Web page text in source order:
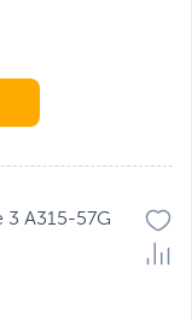
3 A315-57G